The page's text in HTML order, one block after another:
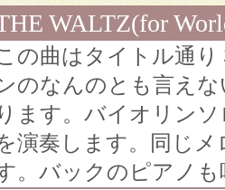
WALTZ(for
の曲はタイトル通
のなんのとも言え
ります。バイオリン
演奏します。同じ
。バックのピアノ